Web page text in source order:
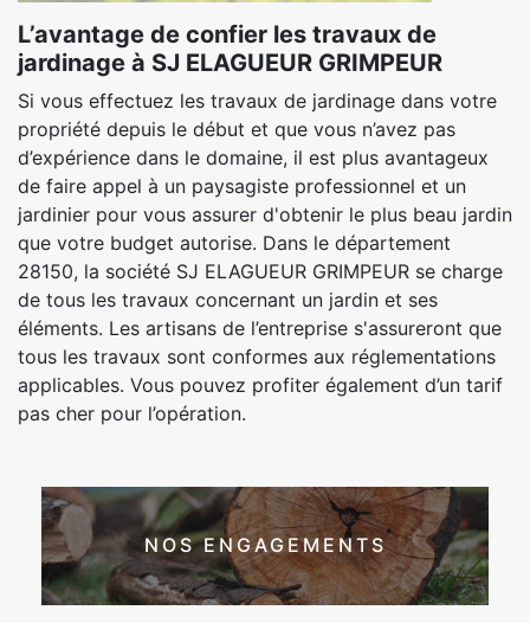
L’avantage de confier les travaux de
jardinage à SJ ELAGUEUR GRIMPEUR
Si vous effectuez les travaux de jardinage dans votre
propriété depuis le début et que vous n’avez pas
d’expérience dans le domaine, il est plus avantageux
de faire appel à un paysagiste professionnel et un
jardinier pour vous assurer d'obtenir le plus beau jardin
que votre budget autorise. Dans le département
28150, la société SJ ELAGUEUR GRIMPEUR se charge
de tous les travaux concernant un jardin et ses
éléments. Les artisans de l’entreprise s'assureront que
tous les travaux sont conformes aux réglementations
applicables. Vous pouvez profiter également d’un tarif
pas cher pour l’opération.
NOS ENGAGEMENTS